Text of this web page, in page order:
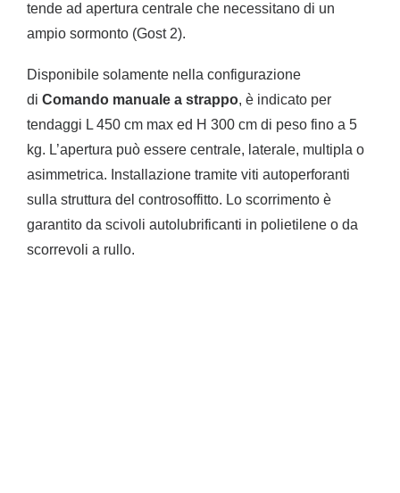
tende ad apertura centrale che necessitano di un
ampio sormonto (Gost 2).
Disponibile solamente nella configurazione
di Comando manuale a strappo, è indicato per
tendaggi L 450 cm max ed H 300 cm di peso fino a 5
kg. L’apertura può essere centrale, laterale, multipla o
asimmetrica. Installazione tramite viti autoperforanti
sulla struttura del controsoffitto. Lo scorrimento è
garantito da scivoli autolubrificanti in polietilene o da
scorrevoli a rullo.